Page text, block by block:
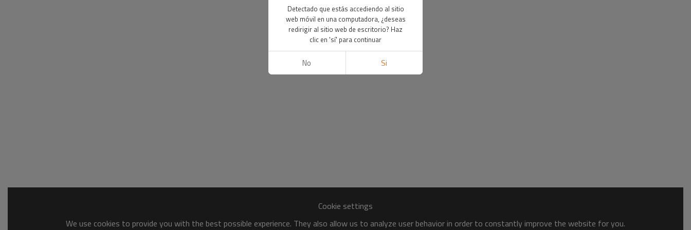
Cookie settings
We use cookies to provide you with the best possible experience. They also allow us to analyze user behavior in order to constantly improve the website for you.
Detectado que estás accediendo al sitio
web móvil en una computadora, ¿deseas
redirigir al sitio web de escritorio? Haz
clic en 'sí' para continuar
No Si